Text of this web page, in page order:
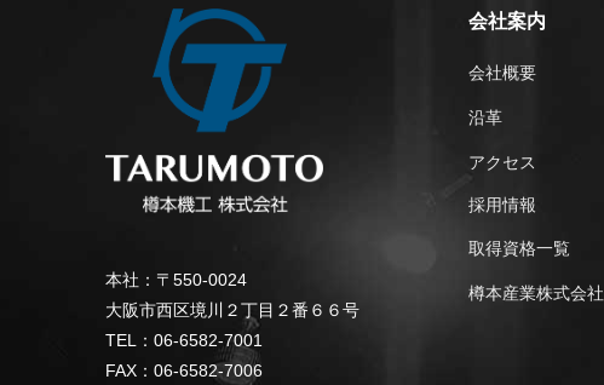
会社案内
会社概要
沿革
アクセス
採用情報
取得資格一覧
樽本産業株式会社
本社：〒550-0024
大阪市西区境川２丁目２番６６号
TEL：06-6582-7001
FAX：06-6582-7006